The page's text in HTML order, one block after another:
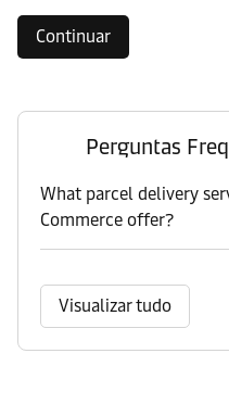
Continuar
Perguntas
What parcel delivery
Commerce offer?
Visualizar tudo